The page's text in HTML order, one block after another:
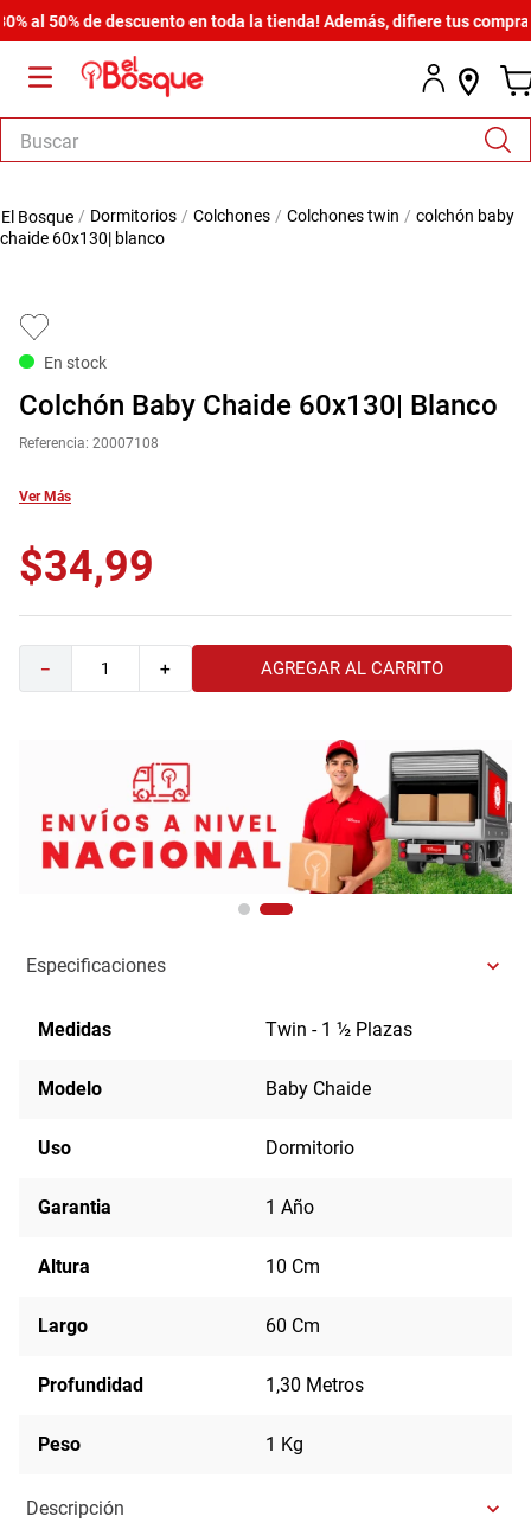
50% de descuento en toda la tienda! Además, difiere tus compras
Buscar
dormitorios colchones colchones twin
colchón baby
chaide 60x130| blanco
En stock
Colchón Baby Chaide 60x130| Blanco
Referencia: 20007108
Ver Más
$34,99
＋
－ AGREGAR AL CARRITO
Especificaciones
Medidas Twin - 1 ½ Plazas
Modelo Baby Chaide
Uso Dormitorio
Garantia 1 Año
Altura 10 Cm
Largo 60 Cm
Profundidad 1,30 Metros
Peso 1 Kg
Descripción
1.
salas
.
zapatera
9.
havana master